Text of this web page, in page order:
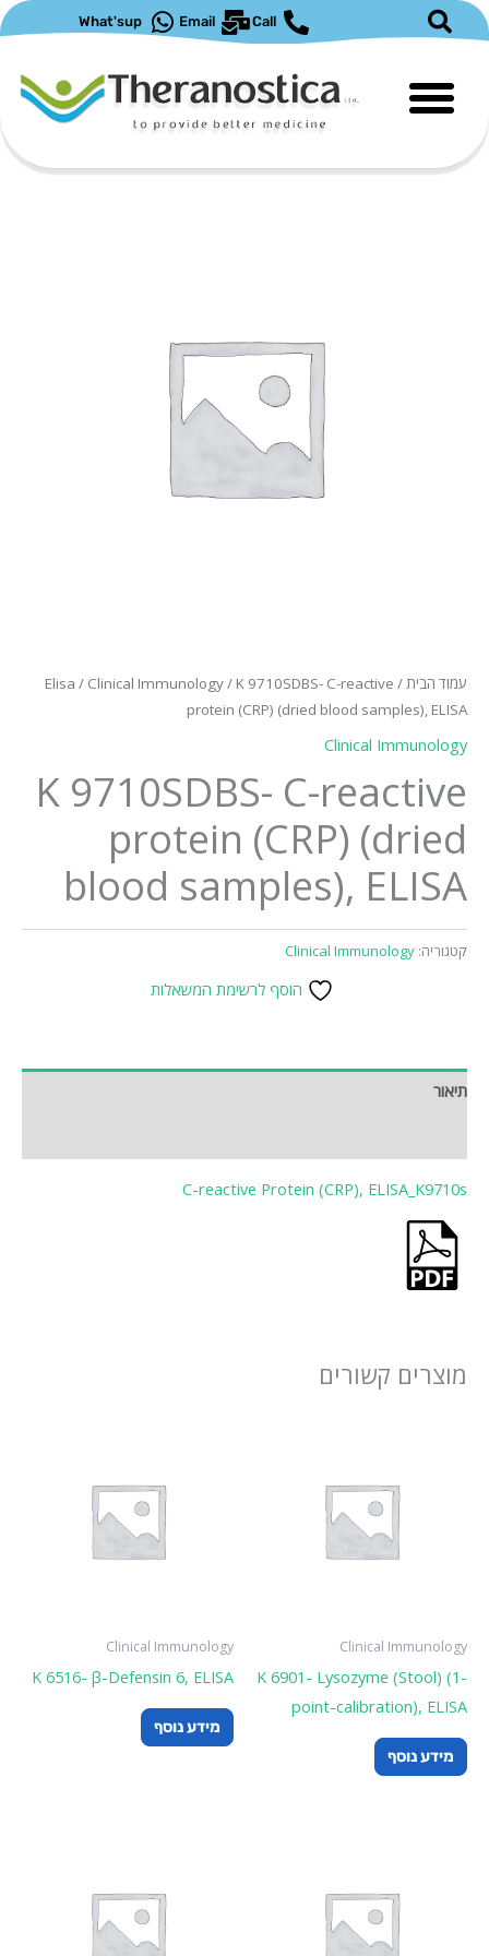
Call
Email
What'sup
עמוד הבית/
Elisa / Clinical Immunology/ K 9710SDBS- C-reactive
protein (CRP) (dried blood samples), ELISA
Clinical Immunology
K 9710SDBS- C-reactive
protein (CRP) (dried
blood samples), ELISA
קטגוריה: Clinical Immunology
הוסף לרשימת המשאלות
תיאור
C-reactive Protein (CRP), ELISA_K9710s
מוצרים קשורים
Clinical Immunology
K 6901- Lysozyme (Stool) (1-
point-calibration), ELISA
מידע נוסף
Clinical Immunology
K 6516- β-Defensin 6, ELISA
מידע נוסף